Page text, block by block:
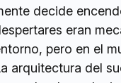
decide
eran
pero en el
arquitectura del